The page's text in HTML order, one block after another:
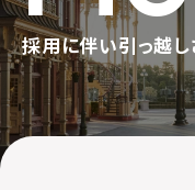
採用に伴い引っ越